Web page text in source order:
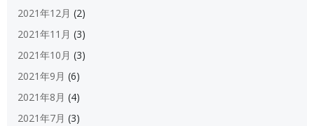
2021年12月 (2)
2021年11月 (3)
2021年10月 (3)
2021年9月 (6)
2021年8月 (4)
2021年7月 (3)